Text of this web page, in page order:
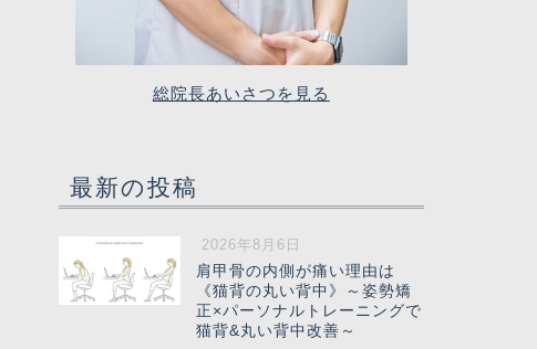
総院長あいさつを見る
最新の投稿
2026年8月6日
肩甲骨の内側が痛い理由は
《猫背の丸い背中》～姿勢矯
正×パーソナルトレーニングで
猫背&丸い背中改善～